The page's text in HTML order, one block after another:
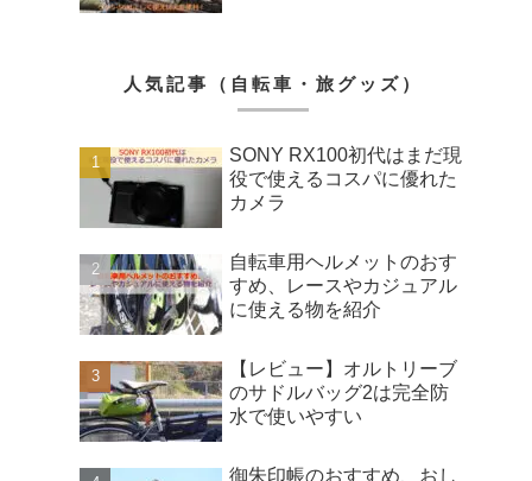
人気記事（自転車・旅グッズ）
SONY RX100初代はまだ現
役で使えるコスパに優れた
カメラ
自転車用ヘルメットのおす
すめ、レースやカジュアル
に使える物を紹介
【レビュー】オルトリーブ
のサドルバッグ2は完全防
水で使いやすい
御朱印帳のおすすめ、おし